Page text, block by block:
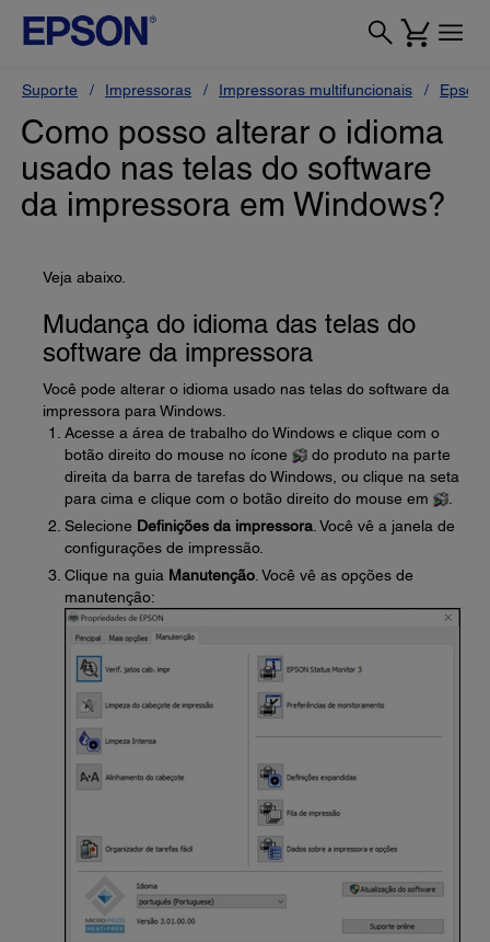
Suporte Impressoras Impressoras multifuncionais Epson
Como posso alterar o idioma
usado nas telas do software
da impressora em Windows?
Veja abaixo.
Mudança do idioma das telas do
software da impressora
Você pode alterar o idioma usado nas telas do software da
impressora para Windows.
Acesse a área de trabalho do Windows e clique com o
botão direito do mouse no ícone
do produto na parte
direita da barra de tarefas do Windows, ou clique na seta
para cima e clique com o botão direito do mouse em
Selecione Definições da impressora . Você vê a janela de
configurações de impressão.
Clique na guia Manutenção . Você vê as opções de
manutenção: